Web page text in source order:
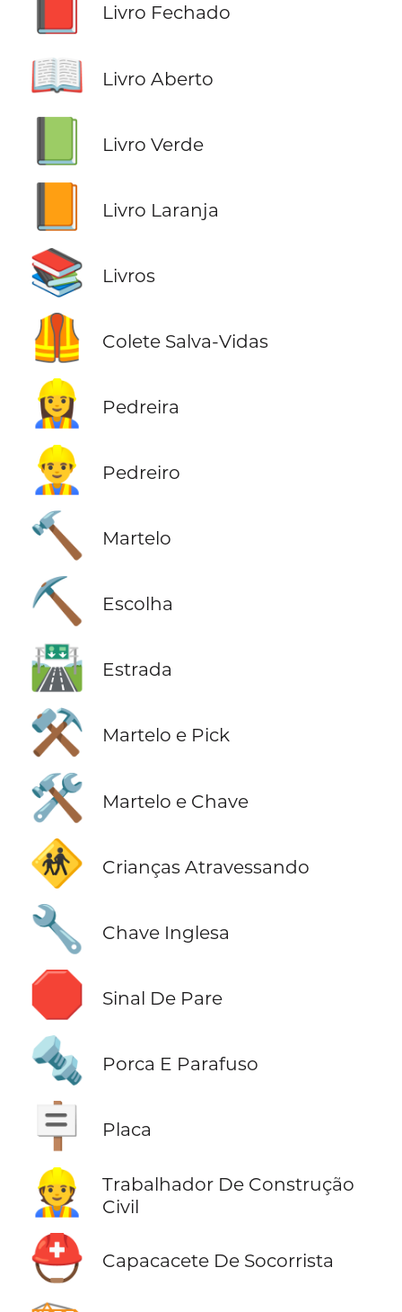
Livro Fechado
📖 Livro Aberto
Livro Verde
Livro Laranja
📚 Livros
🦺 Colete Salva-Vidas
👷‍♀️ Pedreira
👷‍♂️ Pedreiro
🔨 Martelo
⛏️ Escolha
🛣️ Estrada
⚒️ Martelo e Pick
🛠️ Martelo e Chave
🚸 Crianças Atravessando
🔧 Chave Inglesa
🛑 Sinal De Pare
🔩 Porca E Parafuso
🪧 Placa
👷
Trabalhador De Construção
Civil
⛑️ Capacacete De Socorrista